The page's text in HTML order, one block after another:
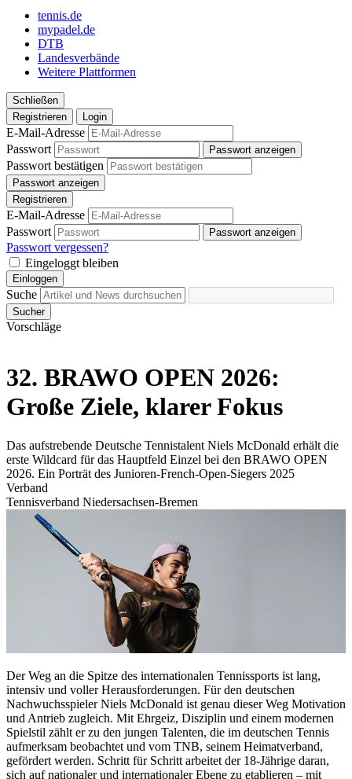
tennis.de
mypadel.de
DTB
Landesverbände
Weitere Plattformen
Schließen
Registrieren
Login
E-Mail-Adresse
Passwort
Passwort anzeigen
Passwort bestätigen
Passwort anzeigen
Registrieren
E-Mail-Adresse
Passwort
Passwort anzeigen
Passwort vergessen?
Eingeloggt bleiben
Einloggen
Suche
Sucher
Vorschläge
32. BRAWO OPEN 2026:
Große Ziele, klarer Fokus
Das aufstrebende Deutsche Tennistalent Niels McDonald erhält die
erste Wildcard für das Hauptfeld Einzel bei den BRAWO OPEN
2026. Ein Porträt des Junioren-French-Open-Siegers 2025
Verband
Tennisverband Niedersachsen-Bremen
Der Weg an die Spitze des internationalen Tennissports ist lang,
intensiv und voller Herausforderungen. Für den deutschen
Nachwuchsspieler Niels McDonald ist genau dieser Weg Motivation
und Antrieb zugleich. Mit Ehrgeiz, Disziplin und einem modernen
Spielstil zählt er zu den jungen Talenten, die im deutschen Tennis
aufmerksam beobachtet und vom TNB, seinem Heimatverband,
gefördert werden. Schritt für Schritt arbeitet der 18-Jährige daran,
sich auf nationaler und internationaler Ebene zu etablieren – mit